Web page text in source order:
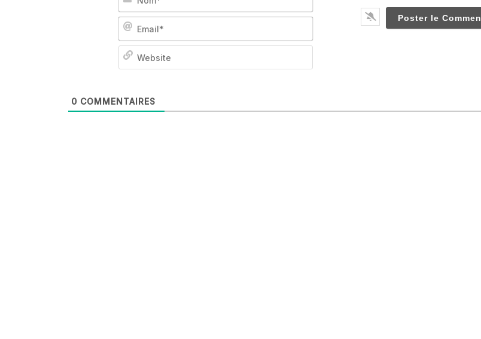
Email*
Website
0 COMMENTAIRES